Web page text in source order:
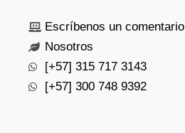
Escríbenos un comentario
Nosotros
[+57] 315 717 3143
[+57] 300 748 9392